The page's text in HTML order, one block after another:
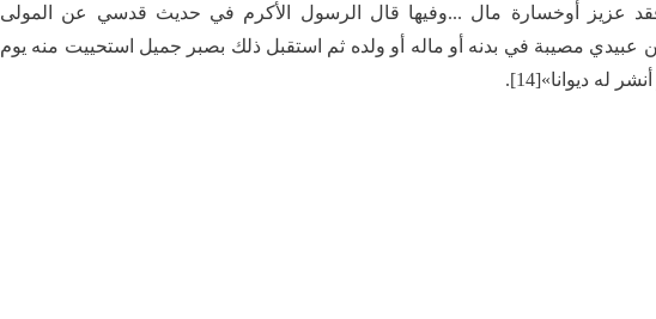
فقد عزيز أوخسارة مال ...وفيها قال الرسول الأكرم في حديث قدسي عن المولى
عبيدي مصيبة في بدنه أو ماله أو ولده ثم استقبل ذلك بصبر جميل استحييت منه يوم
له ديوانا»[14].